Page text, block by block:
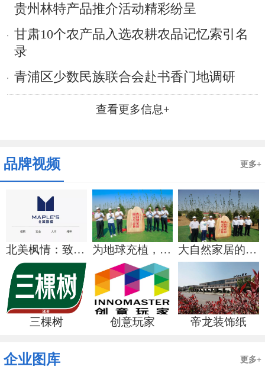
贵州林特产品推介活动精彩纷呈
甘肃10个农产品入选农耕农品记忆索引名
录
青浦区少数民族联合会赴书香门地调研
查看更多信息+
品牌视频 更多+
北美枫情：致力于建构固定家居生活美学 为地球充植，大自然家居第24片公益生态林落地雄安新区 大自然家居的坚持
三棵树 创意玩家 帝龙装饰纸
企业图库 更多+